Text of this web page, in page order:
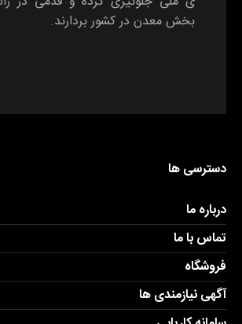
بخش معدن در کشور بردارند.
دسترسی ها
درباره ما
تماس با ما
فروشگاه
آگهی نیازمندی ها